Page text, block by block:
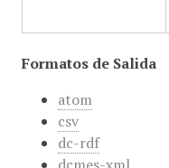
Formatos de Salida
atom
csv
dc-rdf